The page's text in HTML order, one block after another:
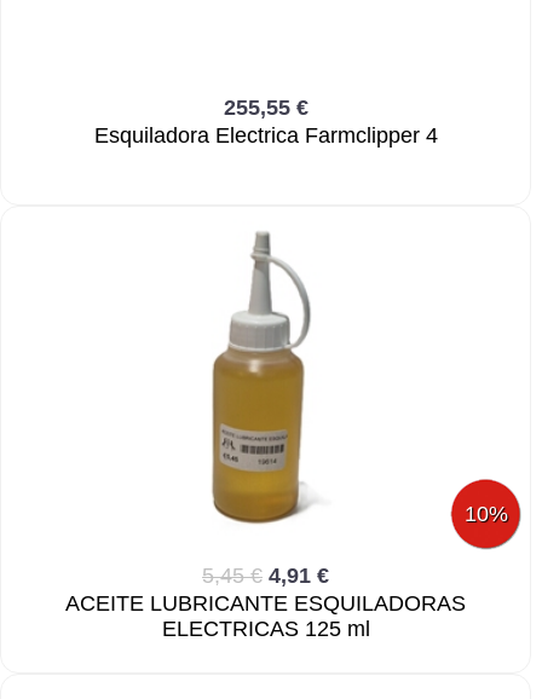
255,55 €
Esquiladora Electrica Farmclipper 4
10%
5,45 € 4,91 €
ACEITE LUBRICANTE ESQUILADORAS
ELECTRICAS 125 ml